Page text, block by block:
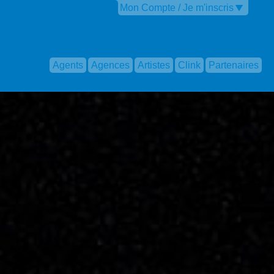
Mon Compte / Je m'inscris
Agents Agences Artistes Clink Partenaires